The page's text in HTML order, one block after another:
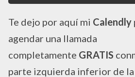
Te dejo por aquí mi Calendly
agendar una llamada
completamente GRATIS
parte izquierda inferior de